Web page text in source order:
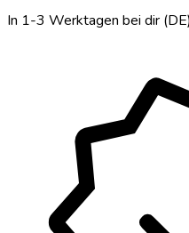
In 1-3 Werktagen bei dir (DE)